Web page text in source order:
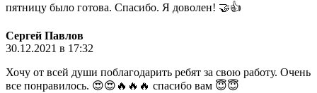
пятницу было готова. Спасибо. Я доволен! 🤝👍
Сергей Павлов
30.12.2021 в 17:32
Хочу от всей души поблагодарить ребят за свою работу. Очень
все понравилось. 😍😍🔥🔥🔥 спасибо вам 😇😇